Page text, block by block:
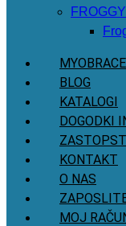
BLOG
KATALOGI
DOGODKI
KONTAKT
O NAS
MOJ